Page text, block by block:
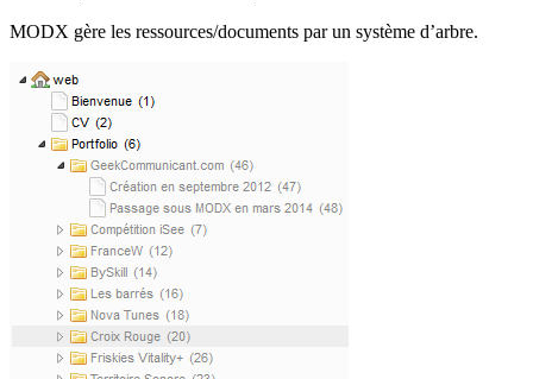
MODX gère les ressources/documents par un système d’arbre.